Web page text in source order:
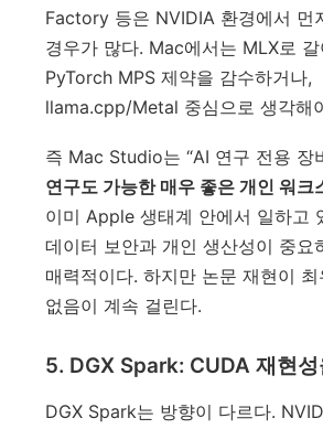
Factory 등은 NVIDIA 환경에서 먼
경우가 많다. Mac에서는 MLX로
PyTorch MPS 제약을 감수하거나,
llama.cpp/Metal 중심으로 생각해
즉 Mac Studio는 “AI 연구 전용 장
연구도 가능한 매우 좋은 개인 워크
이미 Apple 생태계 안에서 일하고
데이터 보안과 개인 생산성이 중요
매력적이다. 하지만 논문 재현이
없음이 계속 걸린다.
5. DGX Spark: CUDA 재현성
DGX Spark는 방향이 다르다.